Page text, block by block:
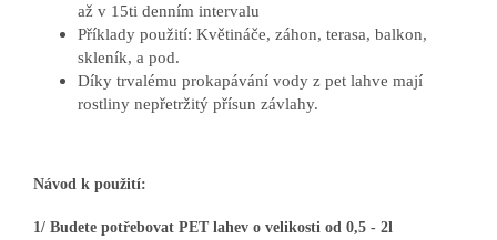
až v 15ti denním intervalu
Příklady použití: Květináče, záhon, terasa, balkon,
skleník, a pod.
Díky trvalému prokapávání vody z pet lahve mají
rostliny nepřetržitý přísun závlahy.
Návod k použití:
1/ Budete potřebovat PET lahev o velikosti od 0,5 - 2l